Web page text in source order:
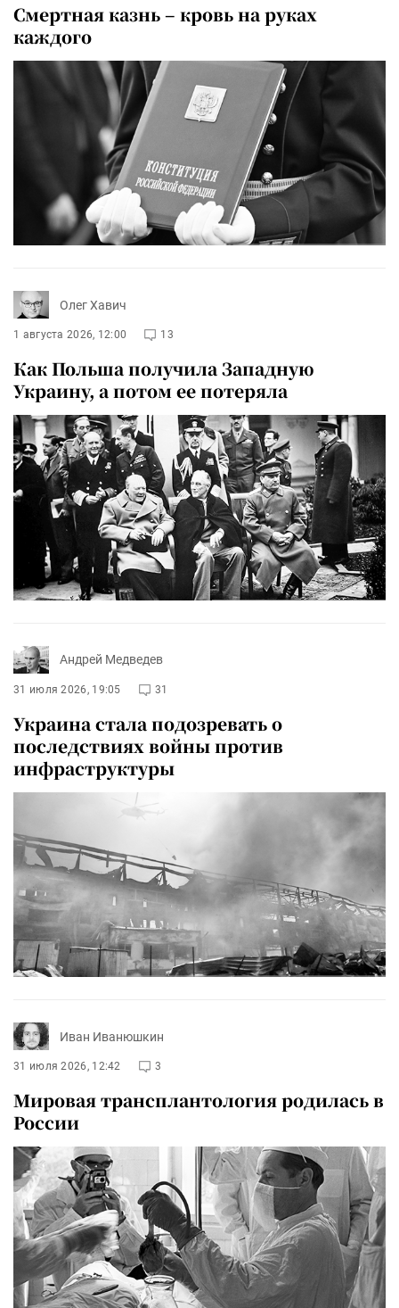
Смертная казнь – кровь на руках
каждого
Олег Хавич
1 августа 2026, 12:00 13
Как Польша получила Западную
Украину, а потом ее потеряла
Андрей Медведев
31 июля 2026, 19:05 31
Украина стала подозревать о
последствиях войны против
инфраструктуры
Иван Иванюшкин
31 июля 2026, 12:42 3
Мировая трансплантология родилась в
России